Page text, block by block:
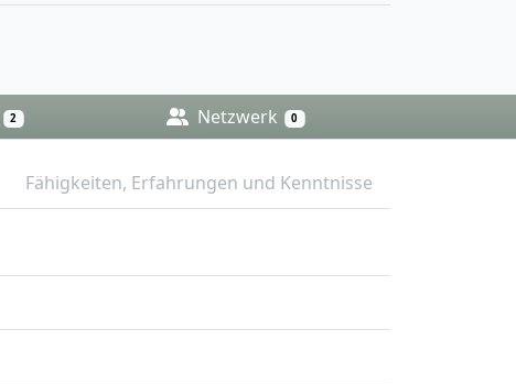
2 Netzwerk 0
Fähigkeiten, Erfahrungen und Kenntnisse